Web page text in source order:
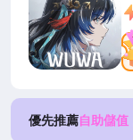
優先推薦自助儲值